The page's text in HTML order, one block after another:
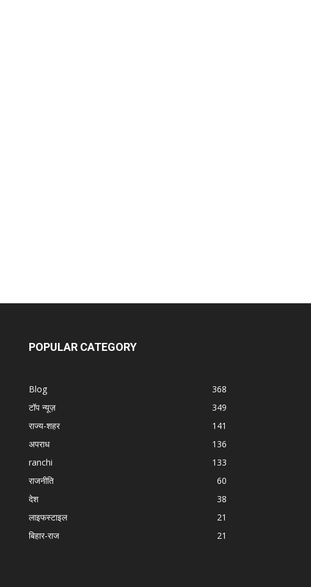
POPULAR CATEGORY
Blog
368
टॉप न्यूज़
349
राज्य-शहर
141
अपराध
136
ranchi
133
राजनीति
60
देश
38
लाइफस्टाइल
21
बिहार-राज
21